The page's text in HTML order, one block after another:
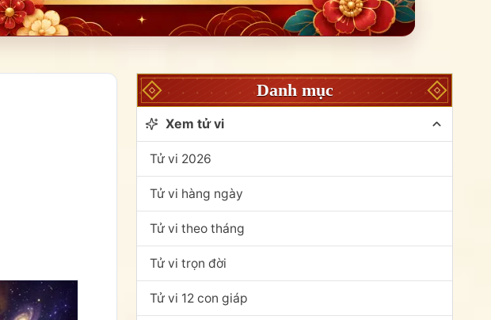
Danh mục
Xem tử vi
Tử vi 2026
Tử vi hàng ngày
Tử vi theo tháng
Tử vi trọn đời
Tử vi 12 con giáp